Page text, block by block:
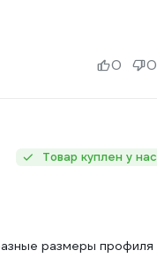
0 0
Товар куплен у нас
размеры профиля